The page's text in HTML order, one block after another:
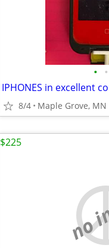
• •
IPHONES in excellent
8/4 Maple Grove, MN
no
$225